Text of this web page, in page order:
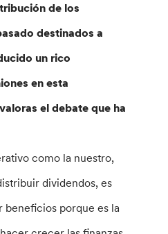
de los
destinados a
un rico
en esta
el debate que ha
como la nuestro,
dividendos, es
porque es la